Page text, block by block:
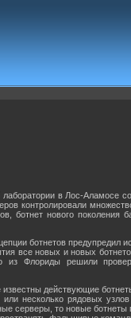
в Лос-Аламосе
контролировали
ботнет нового
ботнетов
все новых и новых
из Флориды решили
действующие
несколько рядовых
серверы, то новые